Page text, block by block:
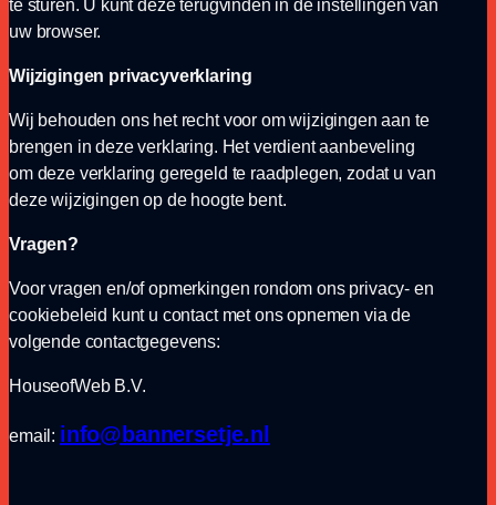
te sturen. U kunt deze terugvinden in de instellingen van
uw browser.
Wijzigingen privacyverklaring
Wij behouden ons het recht voor om wijzigingen aan te
brengen in deze verklaring. Het verdient aanbeveling
om deze verklaring geregeld te raadplegen, zodat u van
deze wijzigingen op de hoogte bent.
Vragen?
Voor vragen en/of opmerkingen rondom ons privacy- en
cookiebeleid kunt u contact met ons opnemen via de
volgende contactgegevens:
HouseofWeb B.V.
email: info@bannersetje.nl